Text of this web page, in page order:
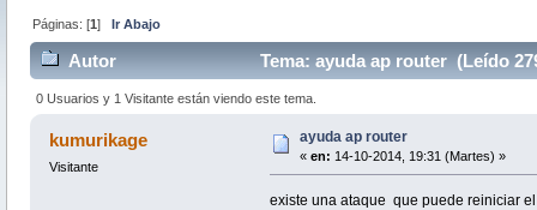
Páginas: [1]Ir Abajo
Autor Tema: ayuda ap router (Leído
0 Usuarios y 1 Visitante están viendo este tema.
kumurikage
Visitante
ayuda ap router
« en: 14-10-2014, 19:31 (Martes) »
existe una ataque que puede reiniciar